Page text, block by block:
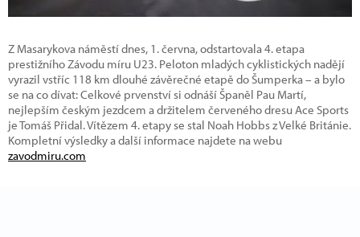
Z Masarykova náměstí dnes, 1. června, odstartovala 4. etapa
prestižního Závodu míru U23. Peloton mladých cyklistických nadějí
vyrazil vstříc 118 km dlouhé závěrečné etapě do Šumperka – a bylo
se na co dívat: Celkové prvenství si odnáší Španěl Pau Martí,
nejlepším českým jezdcem a držitelem červeného dresu Ace Sports
je Tomáš Přidal. Vítězem 4. etapy se stal Noah Hobbs z Velké Británie.
Kompletní výsledky a další informace najdete na webu
zavodmiru.com